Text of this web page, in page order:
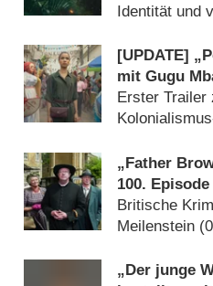
Identität und
[UPDATE]
mit Gugu
Sky
Erster Trailer
„Father
100.
Britische
Meilenstein (
„Der junge